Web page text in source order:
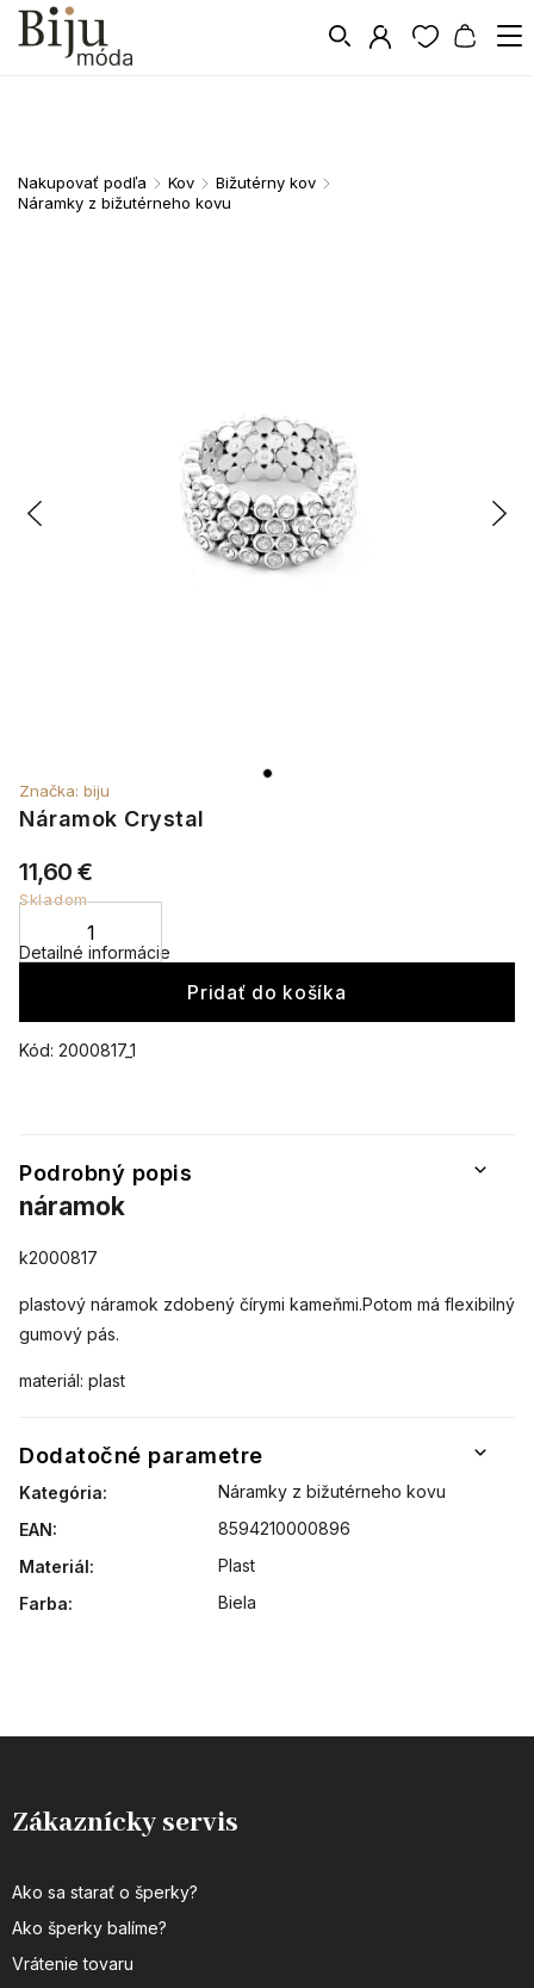
Nakupovať podľa / Kov / Bižutérny kov /
Náramky z bižutérneho kovu
Náramok Crystal
Kód: 2000817_1
Značka: biju
11,60 €
Skladom
Pridať do košíka
Detailné informácie
Podrobný popis
náramok
k2000817
plastový náramok zdobený čírymi kameňmi.Potom má flexibilný
gumový pás.
materiál: plast
Dodatočné parametre
Kategória:
Náramky z bižutérneho kovu
EAN:
8594210000896
Materiál:
Plast
Farba: Biela
Zákaznícky servis
Ako sa starať o šperky?
Ako šperky balíme?
Vrátenie tovaru